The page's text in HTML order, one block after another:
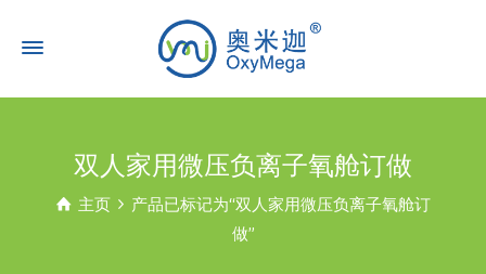
双人家用微压负离子氧舱订做
主页
产品已标记为“双人家用微压负离子氧舱订
做”